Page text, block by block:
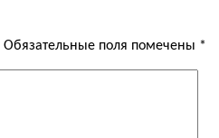
Обязательные поля помечены *